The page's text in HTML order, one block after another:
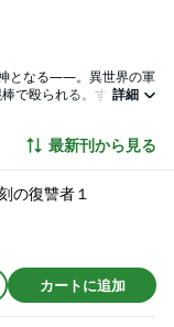
となる――。異世界の軍
で殴られる。すると彼
まみれた復讐劇が今始
詳細
最新刊から見る
の復讐者１
カートに追加